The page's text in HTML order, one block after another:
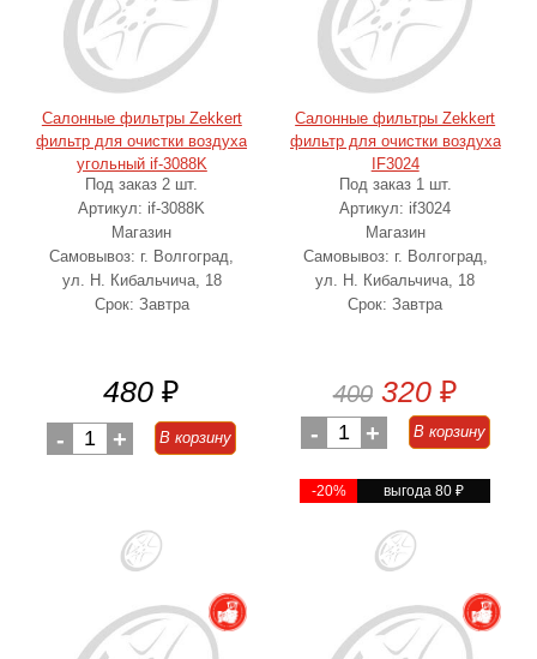
Салонные фильтры Zekkert
фильтр для очистки воздуха
угольный if-3088K
Под заказ 2 шт.
Артикул: if-3088K
Магазин
Самовывоз: г. Волгоград,
ул. Н. Кибальчича, 18
Срок: Завтра
480 ₽
- 1 + В корзину
Салонные фильтры Zekkert
фильтр для очистки воздуха
IF3024
Под заказ 1 шт.
Артикул: if3024
Магазин
Самовывоз: г. Волгоград,
ул. Н. Кибальчича, 18
Срок: Завтра
400 320 ₽
- 1 + В корзину
-20% выгода 80 ₽